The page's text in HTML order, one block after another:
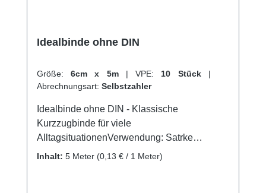
Idealbinde ohne DIN
Größe: 6cm x 5m | VPE: 10 Stück |
Abrechnungsart: Selbstzahler
Idealbinde ohne DIN - Klassische
Kurzzugbinde für viele
AlltagsituationenVerwendung: Satrke
Kompressionsverbände Gute Druck- und
Inhalt: 5 Meter (0,13 € / 1 Meter)